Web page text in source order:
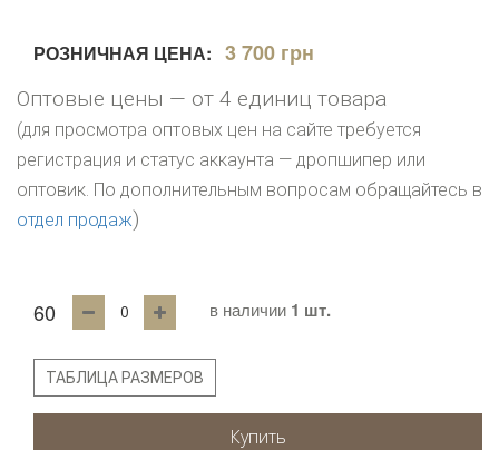
РОЗНИЧНАЯ ЦЕНА: 3 700 грн
Оптовые цены — от 4 единиц товара
(для просмотра оптовых цен на сайте требуется
регистрация и статус аккаунта — дропшипер или
оптовик. По дополнительным вопросам обращайтесь в
отдел продаж)
60 в наличии 1 шт.
ТАБЛИЦА РАЗМЕРОВ
Купить